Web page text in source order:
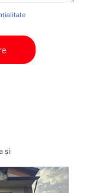
și: